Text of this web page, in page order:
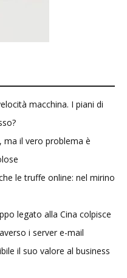
macchina. I piani di
ma il vero problema è
le truffe online: nel mirino
legato alla Cina colpisce
i server e-mail
il suo valore al business